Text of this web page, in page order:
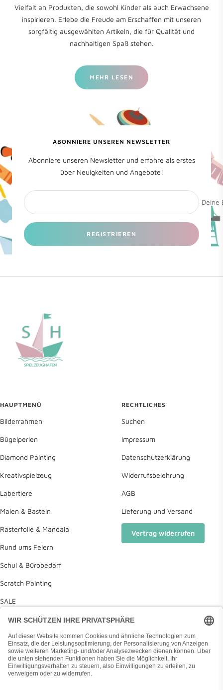
Vielfalt an Produkten, die sowohl Kinder als auch Erwachsene
inspirieren. Erlebe die Freude am Erschaffen mit unseren
sorgfältig ausgewählten Artikeln, die für Qualität und
nachhaltigen Spaß stehen.
MEHR LESEN
ABONNIERE UNSEREN NEWSLETTER
Abonniere unseren Newsletter und erfahre als erstes
über Neuigkeiten und Angebote!
Deine
REGISTRIEREN
HAUPTMENÜ
Bilderrahmen
Bügelperlen
Diamond Painting
Kreativspielzeug
Labertiere
Malen & Basteln
Rasterfolie & Mandala
Rund ums Feiern
Schul & Bürobedarf
Scratch Painting
SALE
Deine Wunschliste
Diamond Painting Anleitung
RECHTLICHES
Suchen
Impressum
Datenschutzerklärung
Widerrufsbelehrung
AGB
Lieferung und Versand
Vertrag widerrufen
Land/Region
Deutschland (EUR €)